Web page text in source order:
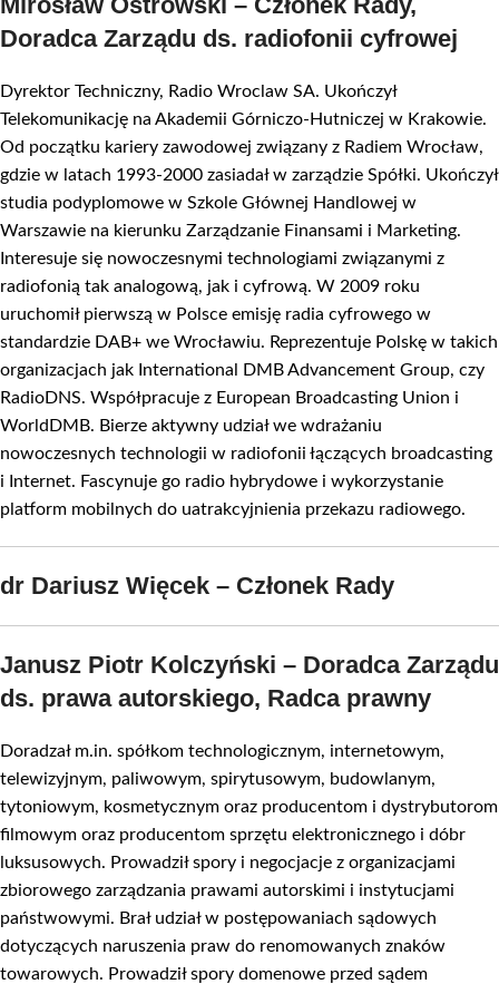
Doradca Zarządu ds. radiofonii cyfrowej
Dyrektor Techniczny, Radio Wroclaw SA. Ukończył
Telekomunikację na Akademii Górniczo-Hutniczej w Krakowie.
Od początku kariery zawodowej związany z Radiem Wrocław,
gdzie w latach 1993-2000 zasiadał w zarządzie Spółki. Ukończył
studia podyplomowe w Szkole Głównej Handlowej w
Warszawie na kierunku Zarządzanie Finansami i Marketing.
Interesuje się nowoczesnymi technologiami związanymi z
radiofonią tak analogową, jak i cyfrową. W 2009 roku
uruchomił pierwszą w Polsce emisję radia cyfrowego w
standardzie DAB+ we Wrocławiu. Reprezentuje Polskę w takich
organizacjach jak International DMB Advancement Group, czy
RadioDNS. Współpracuje z European Broadcasting Union i
WorldDMB. Bierze aktywny udział we wdrażaniu
nowoczesnych technologii w radiofonii łączących broadcasting
i Internet. Fascynuje go radio hybrydowe i wykorzystanie
platform mobilnych do uatrakcyjnienia przekazu radiowego.
dr Dariusz Więcek – Członek Rady
Janusz Piotr Kolczyński – Doradca Zarządu
ds. prawa autorskiego, Radca prawny
Doradzał m.in. spółkom technologicznym, internetowym,
telewizyjnym, paliwowym, spirytusowym, budowlanym,
tytoniowym, kosmetycznym oraz producentom i dystrybutorom
filmowym oraz producentom sprzętu elektronicznego i dóbr
luksusowych. Prowadził spory i negocjacje z organizacjami
zbiorowego zarządzania prawami autorskimi i instytucjami
państwowymi. Brał udział w postępowaniach sądowych
dotyczących naruszenia praw do renomowanych znaków
towarowych. Prowadził spory domenowe przed sądem